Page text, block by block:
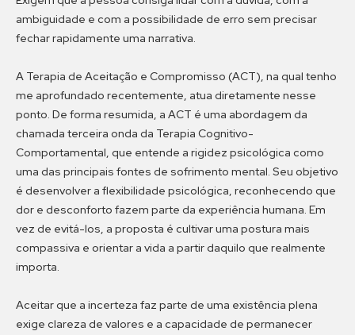
ambiguidade e com a possibilidade de erro sem precisar
fechar rapidamente uma narrativa.
A Terapia de Aceitação e Compromisso (ACT), na qual tenho
me aprofundado recentemente, atua diretamente nesse
ponto. De forma resumida, a ACT é uma abordagem da
chamada terceira onda da Terapia Cognitivo-
Comportamental, que entende a rigidez psicológica como
uma das principais fontes de sofrimento mental. Seu objetivo
é desenvolver a flexibilidade psicológica, reconhecendo que
dor e desconforto fazem parte da experiência humana. Em
vez de evitá-los, a proposta é cultivar uma postura mais
compassiva e orientar a vida a partir daquilo que realmente
importa.
Aceitar que a incerteza faz parte de uma existência plena
exige clareza de valores e a capacidade de permanecer